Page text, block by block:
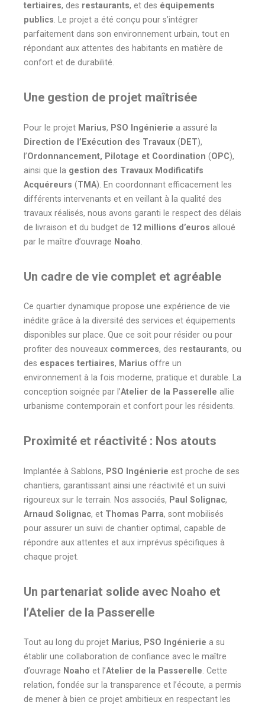
tertiaires, des restaurants, et des équipements
publics . Le projet a été conçu pour s’intégrer
parfaitement dans son environnement urbain, tout en
répondant aux attentes des habitants en matière de
confort et de durabilité.
Une gestion de projet maîtrisée
Pour le projet Marius, PSO Ingénierie a assuré la
Direction de l’Exécution des Travaux ( DET),
l’Ordonnancement, Pilotage et Coordination (OPC),
ainsi que la gestion des Travaux Modificatifs
Acquéreurs (TMA). En coordonnant efficacement les
différents intervenants et en veillant à la qualité des
travaux réalisés, nous avons garanti le respect des délais
de livraison et du budget de 12 millions d’euros alloué
par le maître d’ouvrage Noaho
Un cadre de vie complet et agréable
Ce quartier dynamique propose une expérience de vie
inédite grâce à la diversité des services et équipements
disponibles sur place. Que ce soit pour résider ou pour
profiter des nouveaux commerces, des restaurants, ou
des espaces tertiaires, Marius offre un
environnement à la fois moderne, pratique et durable. La
conception soignée par l’Atelier de la Passerelle allie
urbanisme contemporain et confort pour les résidents.
Proximité et réactivité : Nos atouts
Implantée à Sablons, PSO Ingénierie est proche de ses
chantiers, garantissant ainsi une réactivité et un suivi
rigoureux sur le terrain. Nos associés, Paul Solignac,
Arnaud Solignac, et Thomas Parra, sont mobilisés
pour assurer un suivi de chantier optimal, capable de
répondre aux attentes et aux imprévus spécifiques à
chaque projet.
Un partenariat solide avec Noaho et
l’Atelier de la Passerelle
Tout au long du projet Marius, PSO Ingénierie a su
établir une collaboration de confiance avec le maître
d’ouvrage Noaho et l’Atelier de la Passerelle. Cette
relation, fondée sur la transparence et l’écoute, a permis
de mener à bien ce projet ambitieux en respectant les